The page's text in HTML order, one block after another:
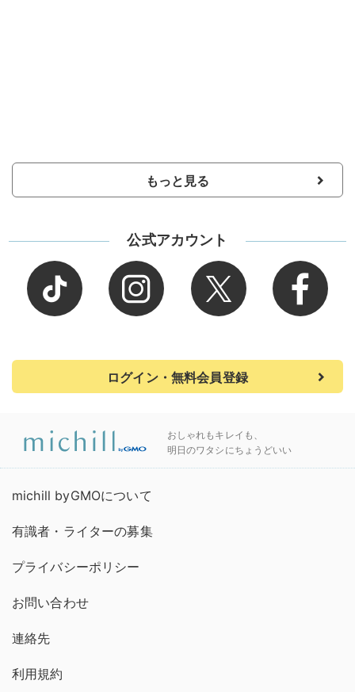
もっと見る
公式アカウント
ログイン・無料会員登録
おしゃれもキレイも、
明日のワタシにちょうどいい
michill byGMOについて
有識者・ライターの募集
プライバシーポリシー
お問い合わせ
連絡先
利用規約